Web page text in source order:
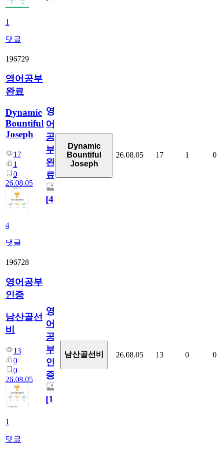
1
댓글
196729
영어공부
완료
Dynamic
Bountiful
Joseph
17
1
0
26.08.05
4
댓글
영
어
공
부
완
료
[4]
Dynamic
Bountiful
Joseph
26.08.05 17 1 0
196728
영어공부
인증
남산골선
비
13
0
0
26.08.05
1
댓글
영
어
공
부
인
증
[1]
남산골선비 26.08.05 13 0 0